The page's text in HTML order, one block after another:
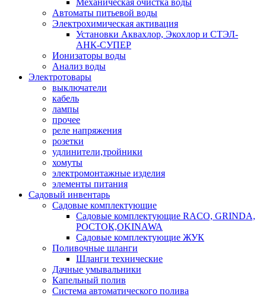
Механическая очистка воды
Автоматы питьевой воды
Электрохимическая активация
Установки Аквахлор, Экохлор и СТЭЛ-
АНК-СУПЕР
Ионизаторы воды
Анализ воды
Электротовары
выключатели
кабель
лампы
прочее
реле напряжения
розетки
удлинители,тройники
хомуты
электромонтажные изделия
элементы питания
Садовый инвентарь
Садовые комплектующие
Садовые комплектующие RACO, GRINDA,
РОСТОК,OKINAWA
Садовые комплектующие ЖУК
Поливочные шланги
Шланги технические
Дачные умывальники
Капельный полив
Система автоматического полива